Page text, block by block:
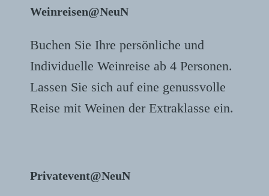
Weinreisen@NeuN
Buchen Sie Ihre persönliche und
Individuelle Weinreise ab 4 Personen.
Lassen Sie sich auf eine genussvolle
Reise mit Weinen der Extraklasse ein.
Privatevent@NeuN